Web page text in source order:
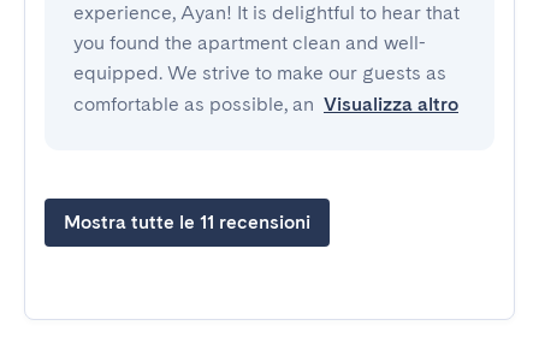
experience, Ayan! It is delightful to hear that
you found the apartment clean and well-
equipped. We strive to make our guests as
comfortable as possible, an Visualizza altro
Mostra tutte le 11 recensioni